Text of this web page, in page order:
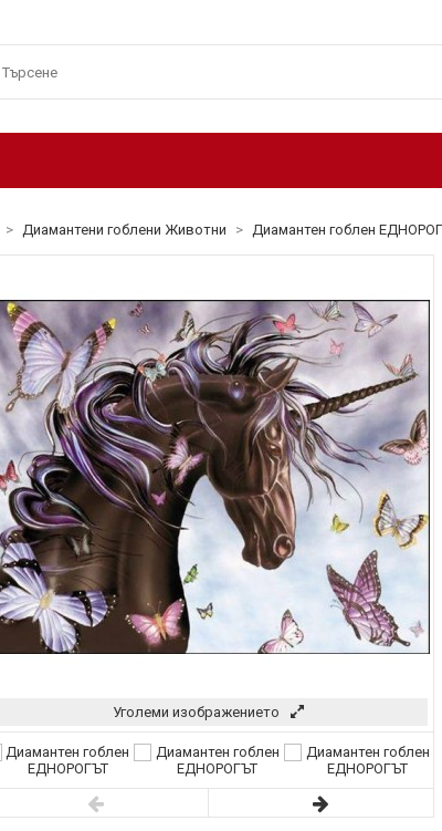
> Диамантени гоблени Животни > Диамантен гоблен
Уголеми изображението